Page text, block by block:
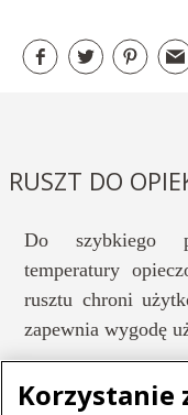
RUSZT DO
Do szybkiego
temperatury
rusztu chroni
zapewnia wygodę
Korzystanie